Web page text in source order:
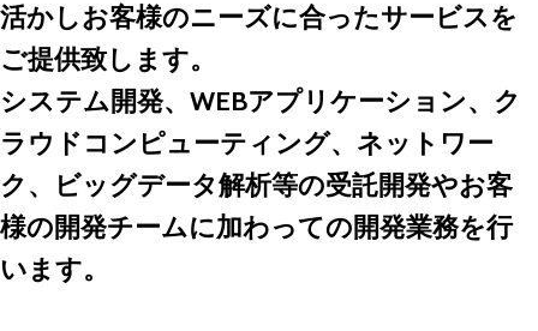
活かしお客様のニーズに合ったサービスを
ご提供致します。
システム開発、WEBアプリケーション、ク
ラウドコンピューティング、ネットワー
ク、ビッグデータ解析等の受託開発やお客
様の開発チームに加わっての開発業務を行
います。